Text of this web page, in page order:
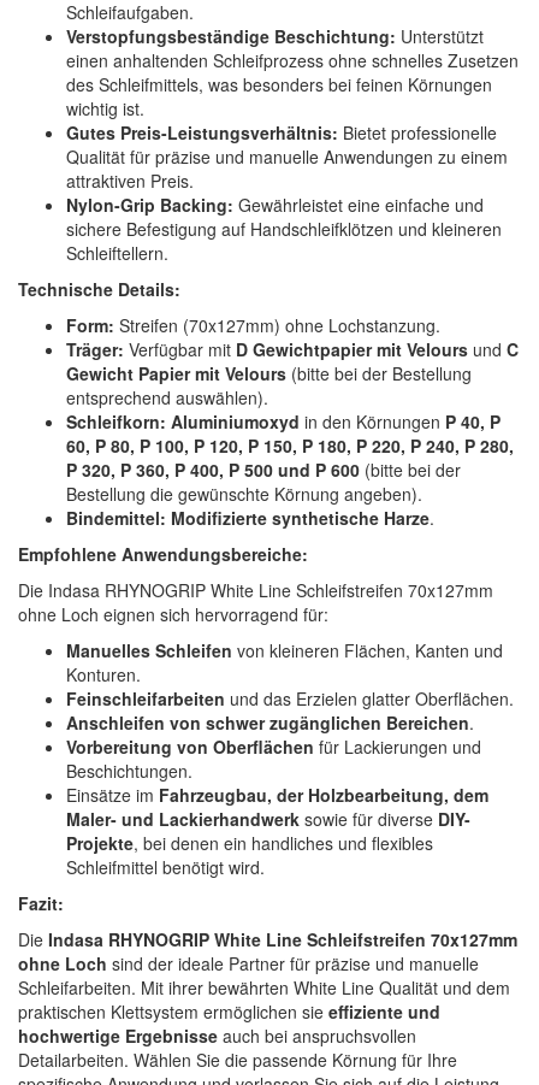
Schleifaufgaben.
Verstopfungsbeständige Beschichtung: Unterstützt
einen anhaltenden Schleifprozess ohne schnelles Zusetzen
des Schleifmittels, was besonders bei feinen Körnungen
wichtig ist.
Gutes Preis-Leistungsverhältnis: Bietet professionelle
Qualität für präzise und manuelle Anwendungen zu einem
attraktiven Preis.
Nylon-Grip Backing: Gewährleistet eine einfache und
sichere Befestigung auf Handschleifklötzen und kleineren
Schleiftellern.
Technische Details:
Form: Streifen (70x127mm) ohne Lochstanzung.
Träger: Verfügbar mit D Gewichtpapier mit Velours und C
Gewicht Papier mit Velours (bitte bei der Bestellung
entsprechend auswählen).
Schleifkorn: Aluminiumoxyd in den Körnungen P 40, P
60, P 80, P 100, P 120, P 150, P 180, P 220, P 240, P 280,
P 320, P 360, P 400, P 500 und P 600 (bitte bei der
Bestellung die gewünschte Körnung angeben).
Bindemittel: Modifizierte synthetische Harze.
Empfohlene Anwendungsbereiche:
Die Indasa RHYNOGRIP White Line Schleifstreifen 70x127mm
ohne Loch eignen sich hervorragend für:
Manuelles Schleifen von kleineren Flächen, Kanten und
Konturen.
Feinschleifarbeiten und das Erzielen glatter Oberflächen.
Anschleifen von schwer zugänglichen Bereichen.
Vorbereitung von Oberflächen für Lackierungen und
Beschichtungen.
Einsätze im Fahrzeugbau, der Holzbearbeitung, dem
Maler- und Lackierhandwerk sowie für diverse DIY-
Projekte, bei denen ein handliches und flexibles
Schleifmittel benötigt wird.
Fazit:
Die Indasa RHYNOGRIP White Line Schleifstreifen 70x127mm
ohne Loch sind der ideale Partner für präzise und manuelle
Schleifarbeiten. Mit ihrer bewährten White Line Qualität und dem
praktischen Klettsystem ermöglichen sie effiziente und
hochwertige Ergebnisse auch bei anspruchsvollen
Detailarbeiten. Wählen Sie die passende Körnung für Ihre